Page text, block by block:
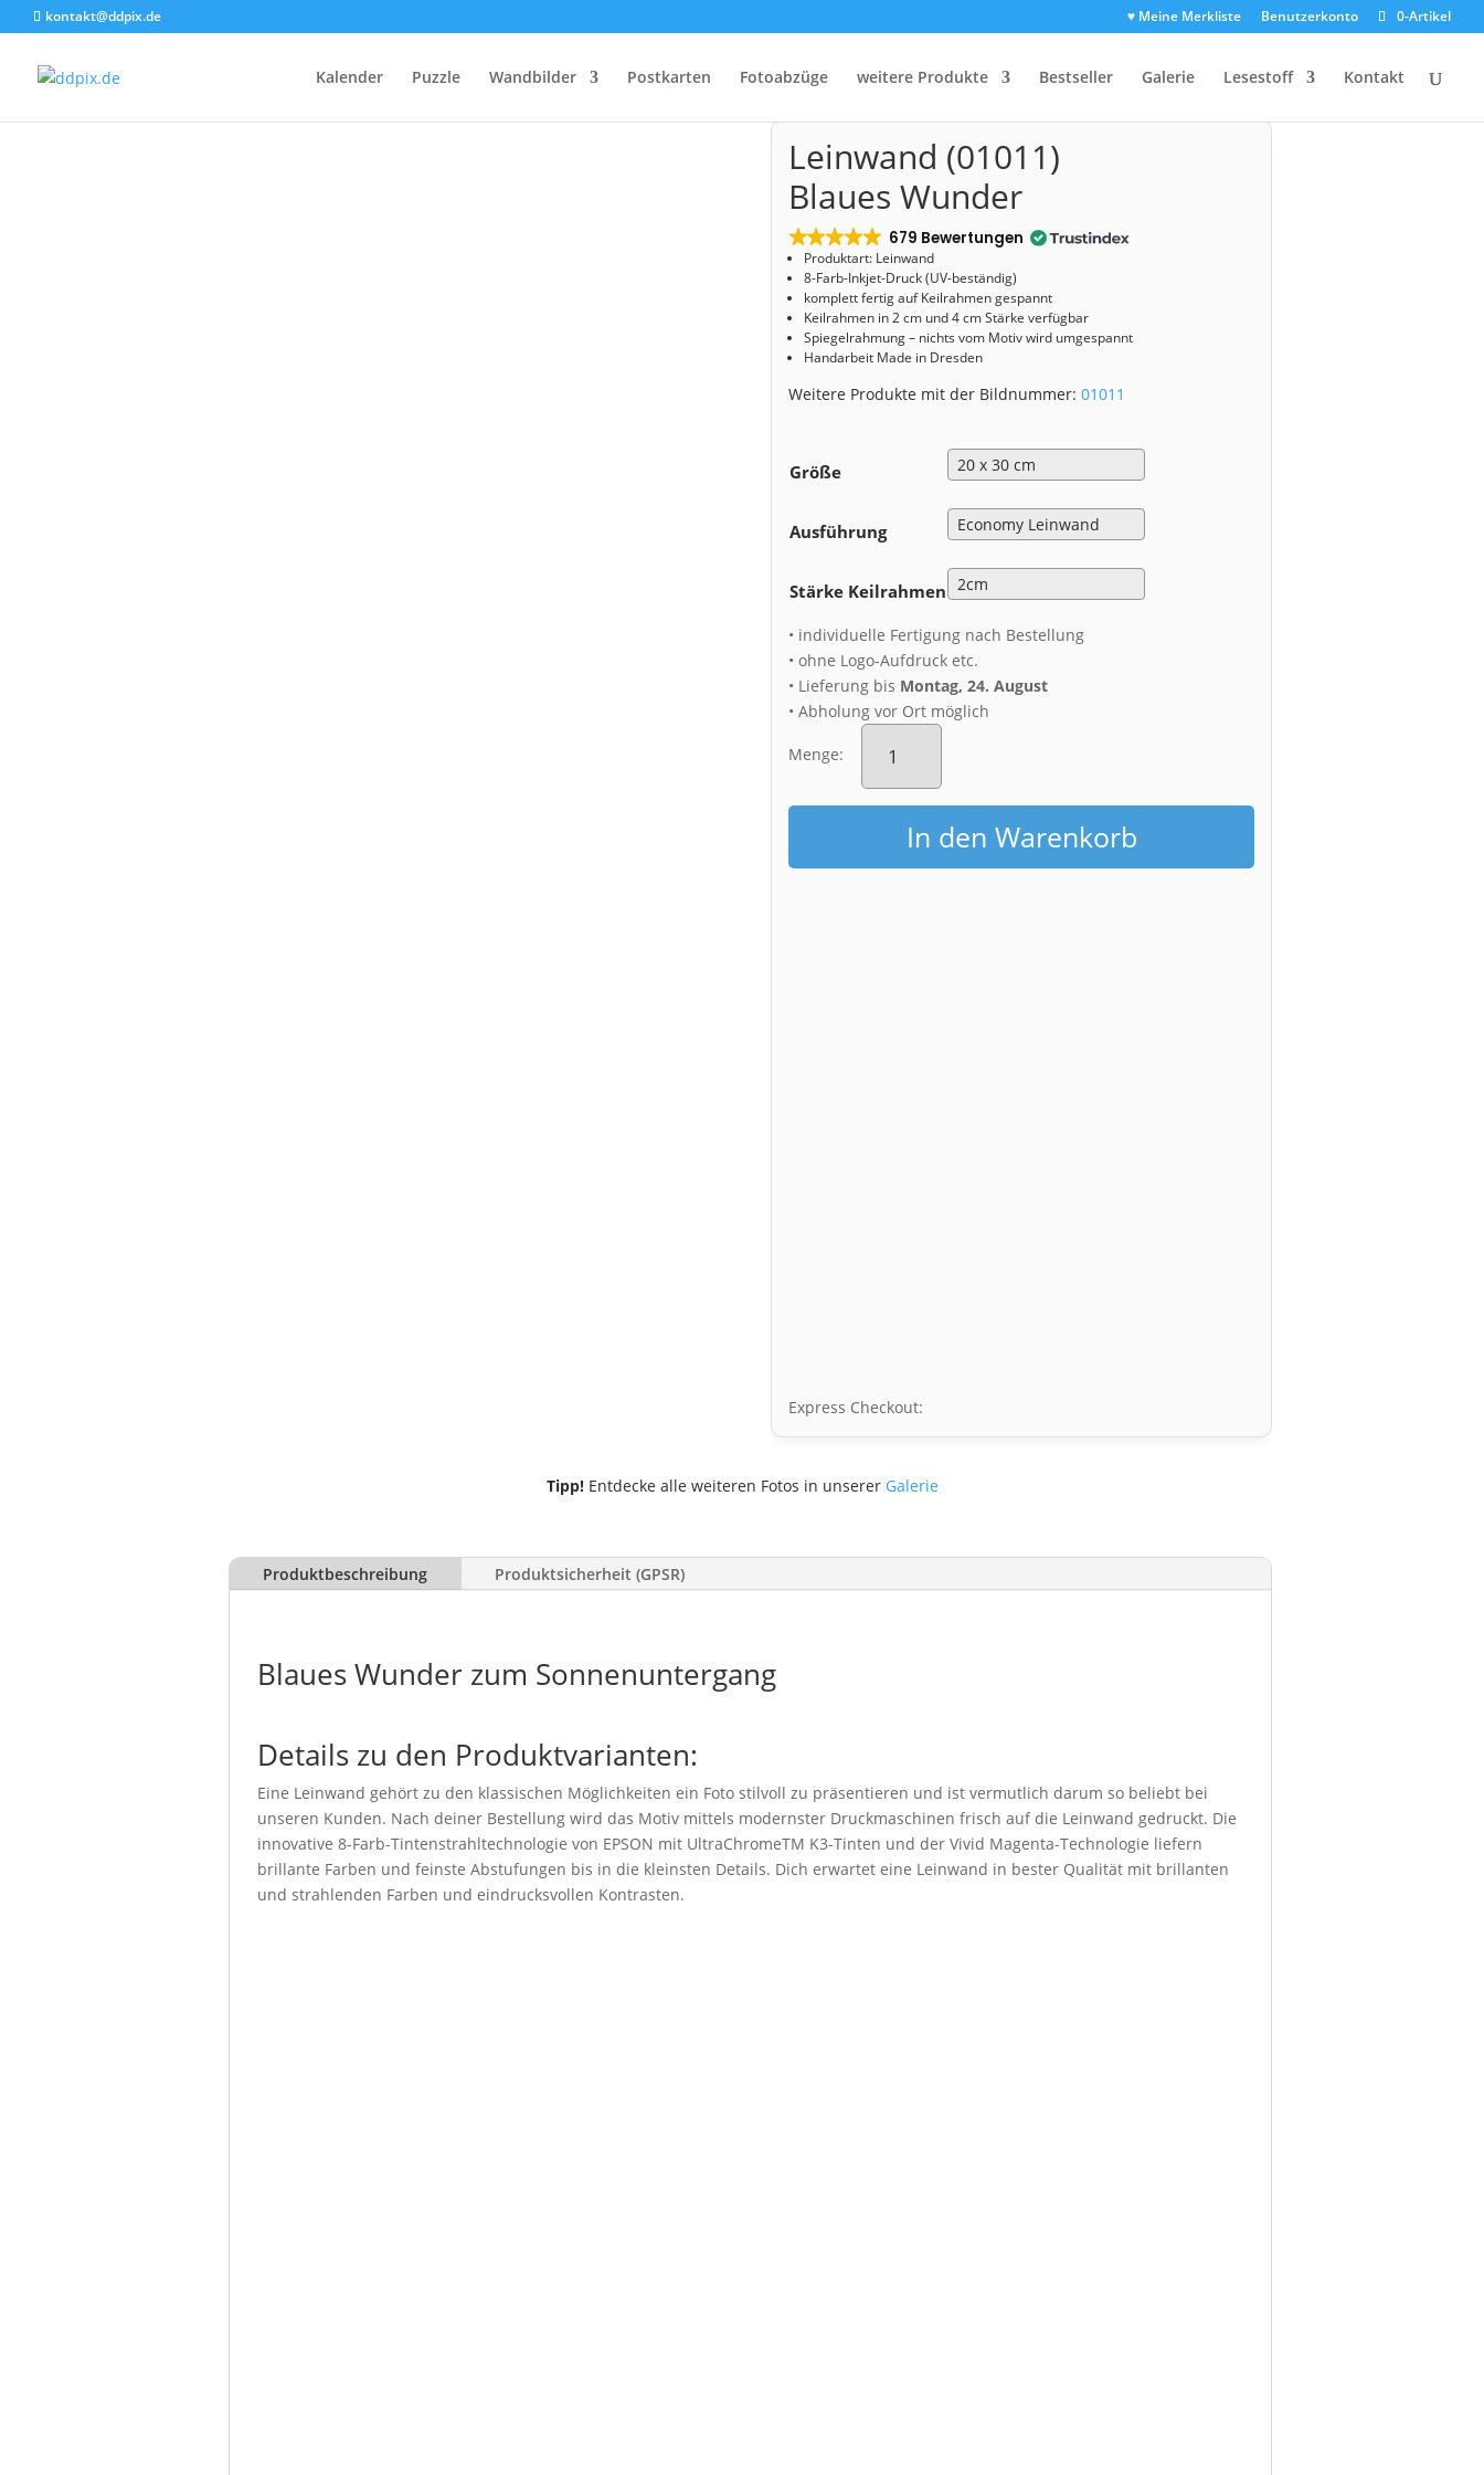
kontakt@ddpix.de ♥ Meine Merkliste Benutzerkonto 0-Artikel
Kalender Puzzle Wandbilder Postkarten Fotoabzüge weitere Produkte Bestseller Galerie Lesestoff Kontakt
21,00€
Enthält 19% MwSt.
Versand
Leinwand (01011)
Blaues Wunder
679 Bewertungen
Produktart: Leinwand
8-Farb-Inkjet-Druck (UV-beständig)
komplett fertig auf Keilrahmen gespannt
Keilrahmen in 2 cm und 4 cm Stärke verfügbar
Spiegelrahmung – nichts vom Motiv wird umgespannt
Handarbeit Made in Dresden
Weitere Produkte mit der Bildnummer:01011
Größe
Ausführung
Stärke Keilrahmen
• individuelle Fertigung nach Bestellung
• ohne Logo-Aufdruck etc.
• Lieferung bis Montag, 24. August
• Abholung vor Ort möglich
Menge:
Leinwand
(01011)
Wunder
Menge
In den Warenkorb
Express Checkout:
Tipp!Entdecke alle weiteren Fotos in unserer Galerie
Produktbeschreibung Produktsicherheit (GPSR)
Blaues Wunder zum Sonnenuntergang
Details zu den Produktvarianten:
Eine Leinwand gehört zu den klassischen Möglichkeiten ein Foto stilvoll zu präsentieren und ist vermutlich darum so beliebt bei
unseren Kunden. Nach deiner Bestellung wird das Motiv mittels modernster Druckmaschinen frisch auf die Leinwand gedruckt. Die
innovative 8-Farb-Tintenstrahltechnologie von EPSON mit UltraChromeTM K3-Tinten und der Vivid Magenta-Technologie liefern
brillante Farben und feinste Abstufungen bis in die kleinsten Details. Dich erwartet eine Leinwand in bester Qualität mit brillanten
und strahlenden Farben und eindrucksvollen Kontrasten.